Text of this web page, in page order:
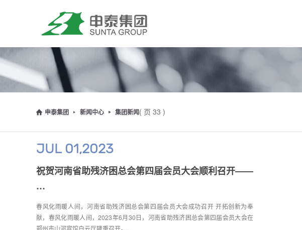
申泰集团 新闻中心 集团新闻( 页 33 )
JUL 01,2023
祝贺河南省助残济困总会第四届会员大会顺利召开——
…
春风化雨暖人间，河南省助残济困总会第四届会员大会成功召开 开拓创新为奉
献，春风化雨暖人间，2023年6月30日，河南省助残济困总会第四届会员大会在
郑州市山河宾馆白云厅隆重召开。…